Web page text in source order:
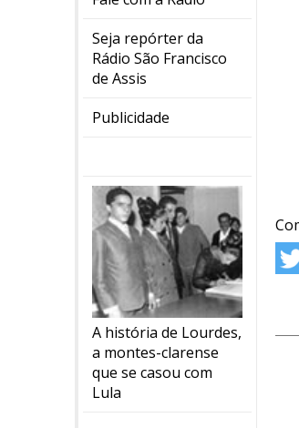
Seja repórter da
Rádio São Francisco
de Assis
Publicidade
A história de Lourdes,
a montes-clarense
que se casou com
Lula